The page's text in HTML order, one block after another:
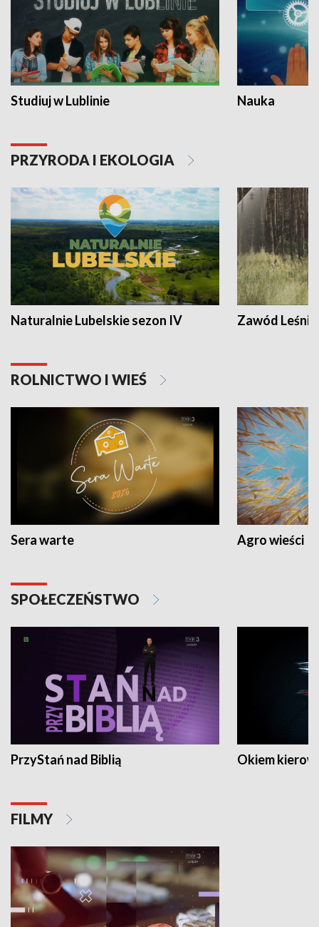
Studiuj w Lublinie Nauka
PRZYRODA I EKOLOGIA
Naturalnie Lubelskie sezon IV Zawód Leśnik
ROLNICTWO I WIEŚ
Sera warte Agro wieści
SPOŁECZEŃSTWO
PrzyStań nad Biblią Okiem
FILMY